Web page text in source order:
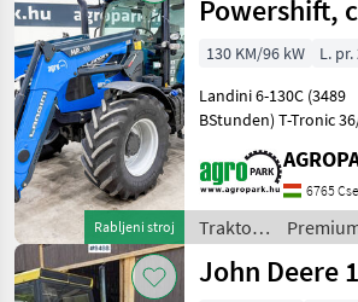
Rabljeni stroj
Powershift,
suspension,
frontloader,
130 KM/96 kW L. pr.
Landini 6-130C (3489
BStunden) T-Tronic
gefederte Kabine, 5 Paare
Steuergeräte, 1+2
Linienbremse, Michelin-
Reifen, Klimaanlage
Baujahr: 2
6765
Traktor /
Landini
John Deere